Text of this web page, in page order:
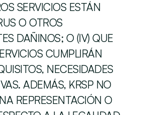
SERVICIOS ESTÁN
O OTROS
DAÑINOS; O (IV) QUE
CUMPLIRÁN
NECESIDADES
ADEMÁS, KRSP NO
REPRESENTACIÓN O